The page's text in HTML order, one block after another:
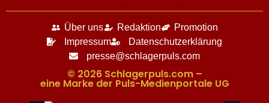
Über uns Redaktion
Promotion
Impressum
Datenschutzerklärung
presse@schlagerpuls.com
© 2026 Schlagerpuls.com –
eine Marke der Puls-Medienportale UG​